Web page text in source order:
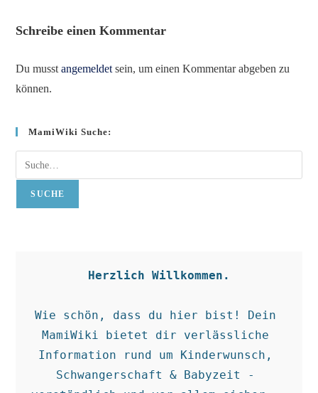
Schreibe einen Kommentar
Du musstangemeldet sein, um einen Kommentar abgeben zu
können.
MamiWiki Suche:
Suche
SUCHE
Herzlich Willkommen.
Wie schön, dass du hier bist! Dein
MamiWiki bietet dir verlässliche
Information rund um Kinderwunsch,
Schwangerschaft & Babyzeit -